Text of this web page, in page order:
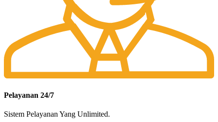
Pelayanan 24/7
Sistem Pelayanan Yang Unlimited.